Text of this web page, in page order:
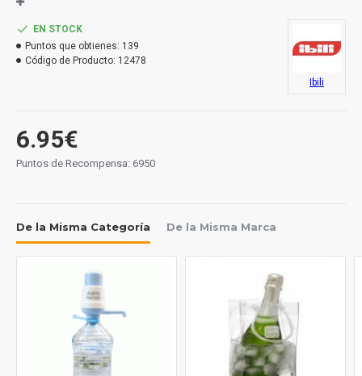
6.95€
Puntos de Recompensa: 6950
EN STOCK
Puntos que obtienes: 139
Código de Producto: 12478
Ibili
De la Misma Categoría De la Misma Marca